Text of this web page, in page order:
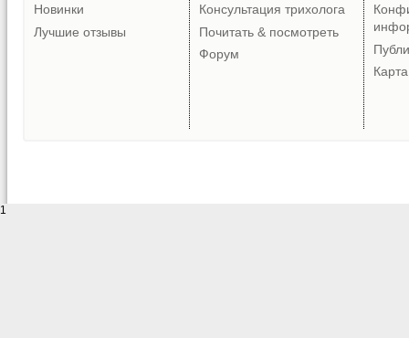
Новинки
Лучшие отзывы
Консультация трихолога
Почитать & посмотреть
Форум
1